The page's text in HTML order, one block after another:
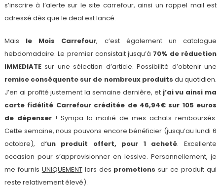
s’inscrire à l’alerte sur le site carrefour, ainsi un rappel mail est
adressé dès que le deal est lancé.
Mais le Mois Carrefour, c’est également un catalogue
hebdomadaire. Le premier consistait jusqu’à 70% de réduction
IMMEDIATEsur une sélection d’article. Possibilité d’obtenir une
remise conséquente sur de nombreux produits du quotidien.
J’en ai profité justement la semaine dernière, et j’ai vu ainsi ma
carte fidélité Carrefour créditée de 46,94€ sur 105 euros
de dépenser! Sympa la moitié de mes achats remboursés.
Cette semaine, nous pouvons encore bénéficier (jusqu’au lundi 6
octobre), d‘un produit offert, pour 1 acheté. Excellente
occasion pour s’approvisionner en lessive. Personnellement, je
me fournis UNIQUEMENTlors des promotions sur ce produit qui
reste relativement élevé).